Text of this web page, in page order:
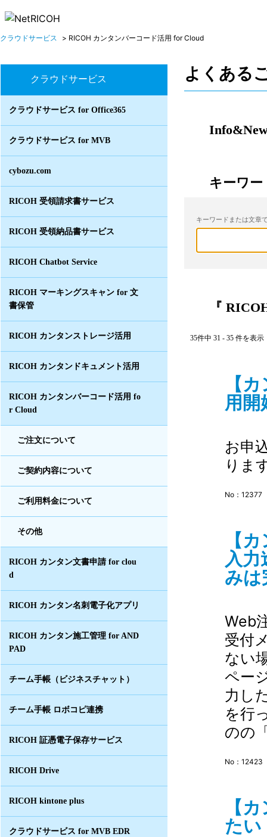
クラウドサービス > RICOH カンタンバーコード活用 for Cloud
クラウドサービス
クラウドサービス for Office365
クラウドサービス for MVB
cybozu.com
RICOH 受領請求書サービス
RICOH 受領納品書サービス
RICOH Chatbot Service
RICOH マーキングスキャン for 文
書保管
RICOH カンタンストレージ活用
RICOH カンタンドキュメント活用
RICOH カンタンバーコード活用 fo
r Cloud
ご注文について
ご契約内容について
ご利用料金について
その他
RICOH カンタン文書申請 for clou
d
RICOH カンタン名刺電子化アプリ
RICOH カンタン施工管理 for AND
PAD
チーム手帳（ビジネスチャット）
チーム手帳 ロボコピ連携
RICOH 証憑電子保存サービス
RICOH Drive
RICOH kintone plus
クラウドサービス for MVB EDR
よくある
キーワー
キーワードまたは文章
『
35件中 31 - 35 件を表示
【
用
お申
りま
No：12377
【
入
み
Web
受付
ない
ペー
力し
を行
のの
No：12423
【
た